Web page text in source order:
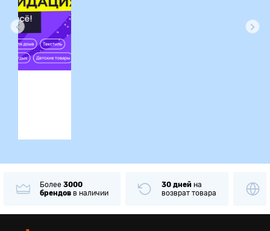
Более 3000
брендов в наличии
30 дней на
возврат товара